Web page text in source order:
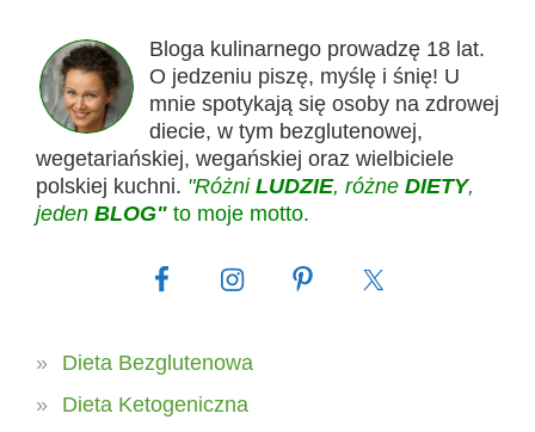
Bloga kulinarnego prowadzę 18 lat.
O jedzeniu piszę, myślę i śnię! U
mnie spotykają się osoby na zdrowej
diecie, w tym bezglutenowej,
wegetariańskiej, wegańskiej oraz wielbiciele
polskiej kuchni. "Różni LUDZIE, różne DIETY,
jeden BLOG" to moje motto.
Dieta Bezglutenowa
Dieta Ketogeniczna